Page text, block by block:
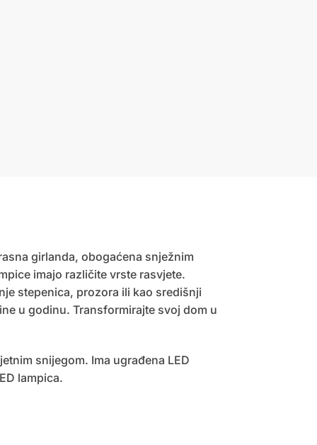
girlanda, obogaćena snježnim
imajo različite vrste rasvjete.
stepenica, prozora ili kao središnji
u godinu. Transformirajte svoj dom u
snijegom. Ima ugrađena LED
lampica.